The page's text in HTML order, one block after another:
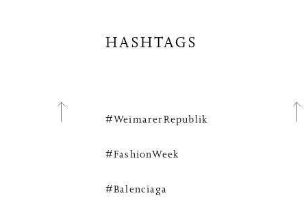
HASHTAGS
#WeimarerRepublik
#FashionWeek
#Balenciaga